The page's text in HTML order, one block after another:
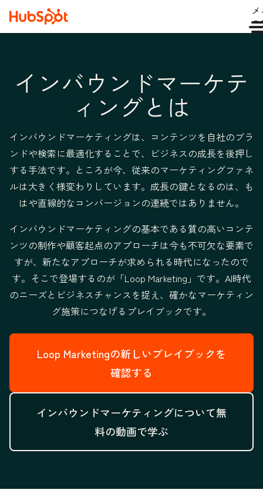
インバウンドマーケテ
ィングとは
インバウンドマーケティングは、コンテンツを自社のブラ
ンドや検索に最適化することで、ビジネスの成長を後押し
する手法です。ところが今、従来のマーケティングファネ
ルは大きく様変わりしています。成長の鍵となるのは、も
はや直線的なコンバージョンの連続ではありません。
インバウンドマーケティングの基本である質の高いコンテ
ンツの制作や顧客起点のアプローチは今も不可欠な要素で
すが、新たなアプローチが求められる時代になったので
す。そこで登場するのが「Loop Marketing」です。 AI時代
のニーズとビジネスチャンスを捉え、 確かなマーケティン
グ施策につなげるプレイブックです。
Loop Marketingの新しいプレイブックを
確認する
インバウンドマーケティングについて無
料の動画で学ぶ